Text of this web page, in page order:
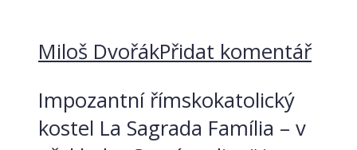
Miloš DvořákPřidat komentář
Impozantní římskokatolický
kostel La Sagrada Família – v